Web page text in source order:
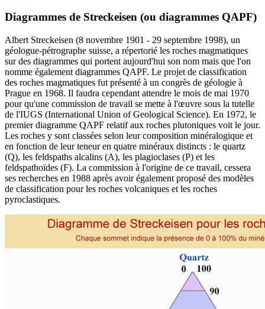
Diagrammes de Streckeisen (ou diagrammes QAPF)
Albert Streckeisen (8 novembre 1901 - 29 septembre 1998), un
géologue-pétrographe suisse, a répertorié les roches magmatiques
sur des diagrammes qui portent aujourd'hui son nom mais que l'on
nomme également diagrammes QAPF. Le projet de classification
des roches magmatiques fut présenté à un congrès de géologie à
Prague en 1968. Il faudra cependant attendre le mois de mai 1970
pour qu'une commission de travail se mette à l'œuvre sous la tutelle
de l'IUGS (International Union of Geological Science). En 1972, le
premier diagramme QAPF relatif aux roches plutoniques voit le jour.
Les roches y sont classées selon leur composition minéralogique et
en fonction de leur teneur en quatre minéraux distincts : le quartz
(Q), les feldspaths alcalins (A), les plagioclases (P) et les
feldspathoïdes (F). La commission à l'origine de ce travail, cessera
ses recherches en 1988 après avoir également proposé des modèles
de classification pour les roches volcaniques et les roches
pyroclastiques.